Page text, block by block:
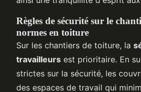
Règles de sécurité sur le
normes en toiture
Sur les chantiers de toiture, la
travailleurs est prioritaire. En
strictes sur la sécurité, les
des espaces de travail qui